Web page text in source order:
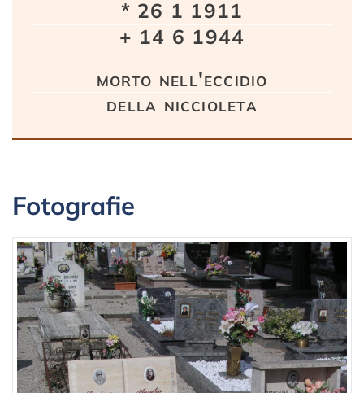
* 26 1 1911
+ 14 6 1944
morto nell'eccidio
della niccioleta
Fotografie